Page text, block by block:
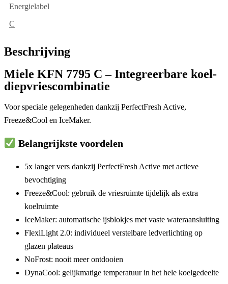
Energielabel
C
Beschrijving
Miele KFN 7795 C – Integreerbare koel-
diepvriescombinatie
Voor speciale gelegenheden dankzij PerfectFresh Active,
Freeze&Cool en IceMaker.
Belangrijkste voordelen
5x langer vers dankzij PerfectFresh Active met actieve
bevochtiging
Freeze&Cool: gebruik de vriesruimte tijdelijk als extra
koelruimte
IceMaker: automatische ijsblokjes met vaste wateraansluiting
FlexiLight 2.0: individueel verstelbare ledverlichting op
glazen plateaus
NoFrost: nooit meer ontdooien
DynaCool: gelijkmatige temperatuur in het hele koelgedeelte